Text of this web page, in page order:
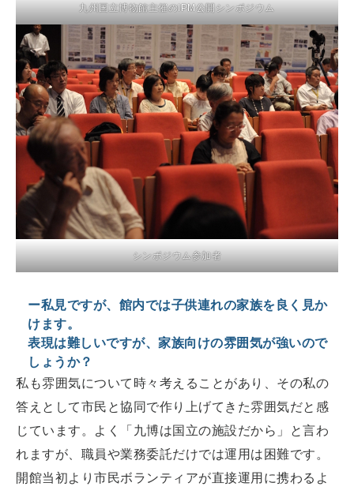
九州国立博物館主催のIPM公開シンポジウム
シンポジウム参加者
ー私見ですが、館内では子供連れの家族を良く見か
けます。
表現は難しいですが、家族向けの雰囲気が強いので
しょうか？
私も雰囲気について時々考えることがあり、その私の
答えとして市民と協同で作り上げてきた雰囲気だと感
じています。よく「九博は国立の施設だから」と言わ
れますが、職員や業務委託だけでは運用は困難です。
開館当初より市民ボランティアが直接運用に携わるよ